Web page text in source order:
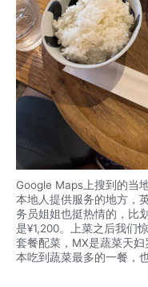
Google Maps上搜到的当
本地人提供服务的地方，
务员姐姐也挺热情的，比
是¥1,200。上菜之后我们
套餐配菜，MX是蔬菜天
本吃到蔬菜最多的一餐，